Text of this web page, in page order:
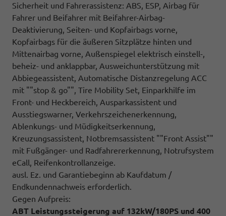
Sicherheit und Fahrerassistenz: ABS, ESP, Airbag für
Fahrer und Beifahrer mit Beifahrer-Airbag-
Deaktivierung, Seiten- und Kopfairbags vorne,
Kopfairbags für die äußeren Sitzplätze hinten und
Mittenairbag vorne, Außenspiegel elektrisch einstell-,
beheiz- und anklappbar, Ausweichunterstützung mit
Abbiegeassistent, Automatische Distanzregelung ACC
mit ""stop & go"", Tire Mobility Set, Einparkhilfe im
Front- und Heckbereich, Ausparkassistent und
Ausstiegswarner, Verkehrszeichenerkennung,
Ablenkungs- und Müdigkeitserkennung,
Kreuzungsassistent, Notbremsassistent ""Front Assist""
mit Fußgänger- und Radfahrererkennung, Notrufsystem
eCall, Reifenkontrollanzeige.
ausl. Ez. und Garantiebeginn ab Kaufdatum /
Endkundennachweis erforderlich.
Gegen Aufpreis:
ABT Leistungssteigerung auf 132kW/180PS und 400